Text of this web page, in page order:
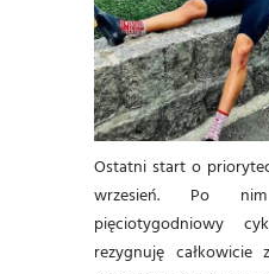
Ostatni start o
wrzesień. Po
pięciotygodniowy
rezygnuję całkowicie